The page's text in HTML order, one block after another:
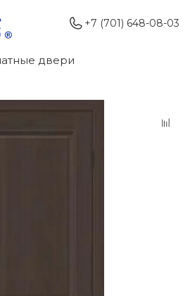
+7 (701) 648-08-03
двери